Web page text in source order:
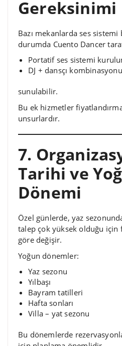
Gereksinimi
Bazı mekanlarda ses
durumda Cuento Dancer
Portatif ses sistemi
DJ + dansçı kombinasyonu
sunulabilir.
Bu ek hizmetler
unsurlardır.
7.
Tarihi ve
Dönemi
Özel günlerde, yaz
talep çok yüksek olduğu için
göre değişir.
Yoğun dönemler:
Yaz sezonu
Yılbaşı
Bayram tatilleri
Hafta sonları
Villa – yat sezonu
Bu dönemlerde